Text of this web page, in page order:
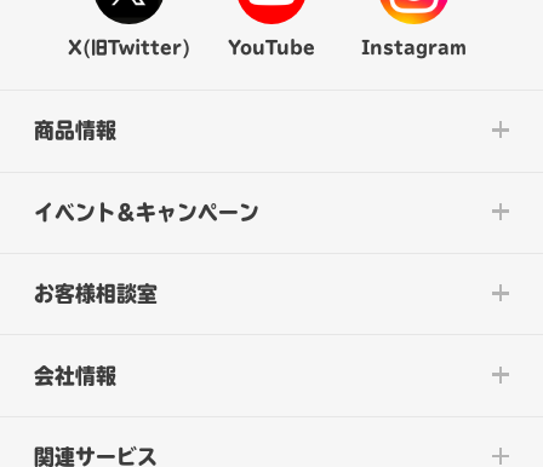
X(旧Twitter) YouTube Instagram
商品情報
イベント&キャンペーン
お客様相談室
会社情報
関連サービス